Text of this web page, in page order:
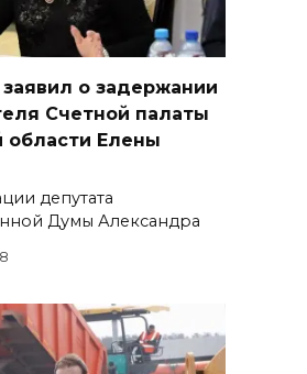
о задержании
Счетной палаты
области Елены
депутата
Думы Александра